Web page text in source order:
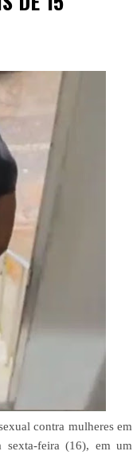
contra mulheres em
sexta-feira (16), em um